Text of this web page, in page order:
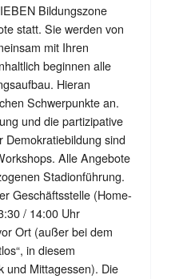
Bildungszone
statt. Sie werden von
mit Ihren
beginnen alle
Hieran
Schwerpunkte an.
und die partizipative
Demokratiebildung sind
Alle Angebote
Stadionführung.
Geschäftsstelle (Home-
/ 14:00 Uhr
Ort (außer bei dem
in diesem
und Mittagessen). Die